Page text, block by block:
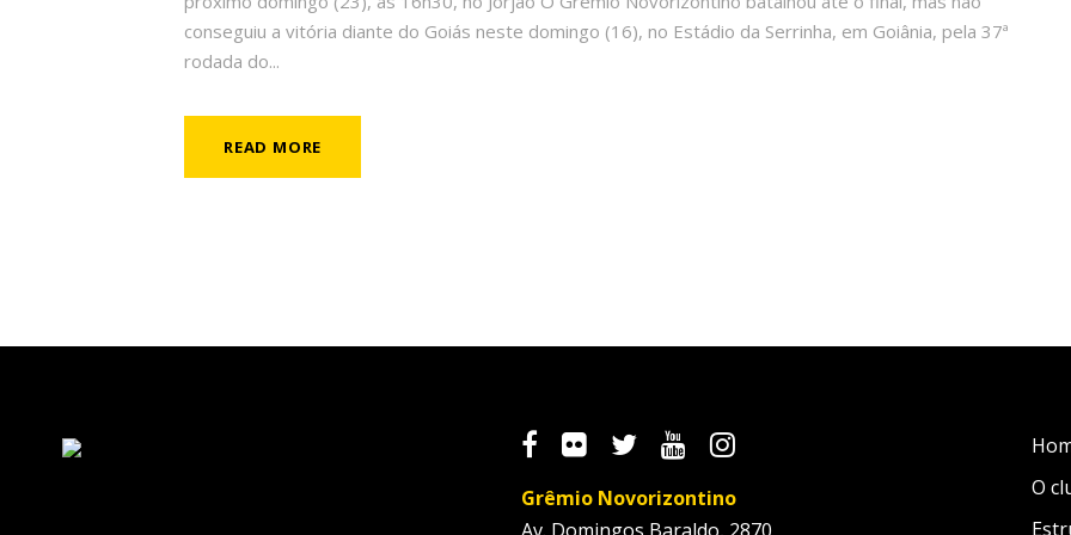
conseguiu a vitória diante do Goiás neste domingo (16), no Estádio da Serrinha, em Goiânia, pela 37ª
rodada do...
READ MORE
Grêmio Novorizontino
O